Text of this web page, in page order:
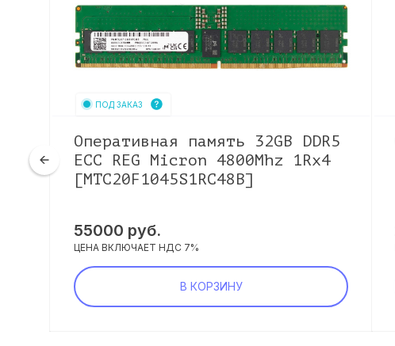
ПОД ЗАКАЗ
Оперативная память 32GB DDR5
ECC REG Micron 4800Mhz 1Rx4
[MTC20F1045S1RC48B]
55000 руб.
ЦЕНА ВКЛЮЧАЕТ НДС 7%
В КОРЗИНУ